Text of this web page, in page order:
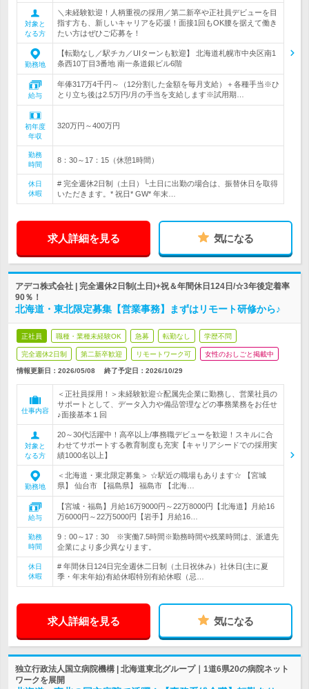
対象と
なる方
＼未経験歓迎！人柄重視の採用／第二新卒や正社員デビューを目
指す方も、新しいキャリアを応援！面接1回もOK腰を据えて働き
たい方はぜひご応募を！
勤務地
【転勤なし／駅チカ／UIターンも歓迎】 北海道札幌市中央区南1
条西10丁目3番地 南一条道銀ビル6階
給与
年俸317万4千円～（12分割した金額を毎月支給）＋各種手当※ひ
とり立ち後は2.5万円/月の手当を支給します※試用期…
初年度
年収
320万円～400万円
勤務
時間
8：30～17：15（休憩1時間）
休日
休暇
# 完全週休2日制（土日）└土日に出勤の場合は、振替休日を取得
いただきます。* 祝日* GW* 年末…
求人詳細を見る 気になる
アデコ株式会社 | 完全週休2日制(土日)+祝＆年間休日124日/☆3年後定着率
90％！
北海道・東北限定募集【営業事務】まずはリモート研修から♪
正社員 職種・業種未経験OK 急募 転勤なし 学歴不問
完全週休2日制 第二新卒歓迎 リモートワーク可 女性のおしごと掲載中
情報更新日：2026/05/08 終了予定日： 2026/10/29
仕事内容
＜正社員採用！＞未経験歓迎☆配属先企業に勤務し、営業社員の
サポートとして、データ入力や備品管理などの事務業務をお任せ
♪面接基本１回
対象と
なる方
20～30代活躍中！高卒以上/事務職デビューを歓迎！スキルに合
わせてサポートする教育制度も充実【キャリアシードでの採用実
績1000名以上】
勤務地
＜北海道・東北限定募集＞ ☆駅近の職場もあります☆ 【宮城
県】 仙台市 【福島県】 福島市 【北海…
給与
【宮城・福島】月給16万9000円～22万8000円【北海道】月給16
万6000円～22万5000円【岩手】月給16…
勤務
時間
9：00～17：30 ※実働7.5時間※勤務時間や残業時間は、派遣先
企業により多少異なります。
休日
休暇
# 年間休日124日完全週休二日制（土日祝休み）社休日(主に夏
季・年末年始)有給休暇特別有給休暇（忌…
求人詳細を見る 気になる
独立行政法人国立病院機構 | 北海道東北グループ｜1道6県20の病院ネット
ワークを展開